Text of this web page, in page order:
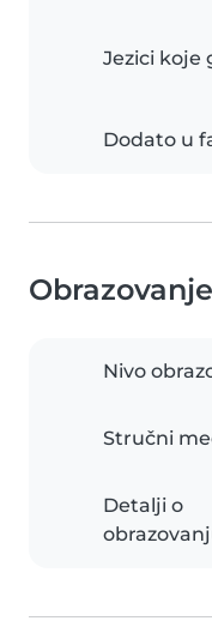
Jezici koje
Dodato u
Nivo
Stručni
Detalji o